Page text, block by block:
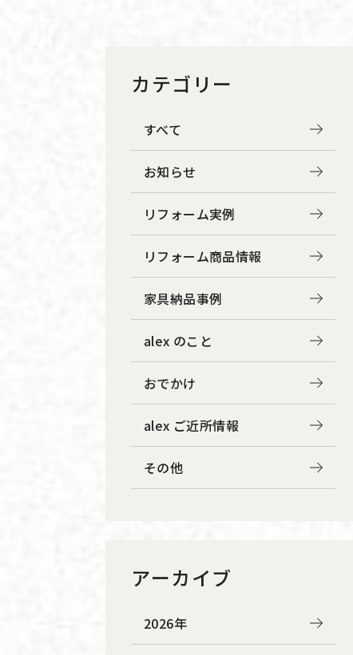
カテゴリー
すべて
お知らせ
リフォーム実例
リフォーム商品情報
家具納品事例
alex のこと
おでかけ
alex ご近所情報
その他
アーカイブ
2026年